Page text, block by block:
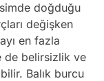
doğduğu
değişken
en fazla
de belirsizlik ve
Balık burcu